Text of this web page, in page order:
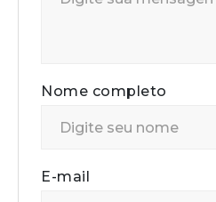
Nome completo
E-mail